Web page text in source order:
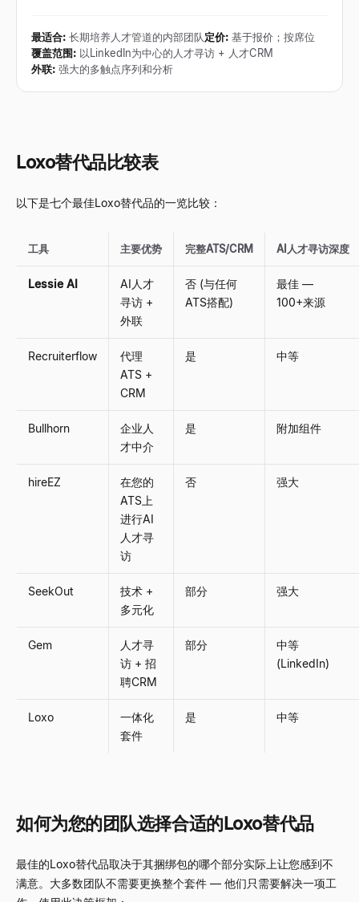
最适合: 长期培养人才管道的内部团队定价: 基于报价；按席位
覆盖范围: 以LinkedIn为中心的人才寻访 + 人才CRM
外联: 强大的多触点序列和分析
Loxo替代品比较表
以下是七个最佳Loxo替代品的一览比较：
工具 主要优势 完整ATS/CRM AI人才寻访深度
Lessie AI
AI人才
寻访 +
外联
否 (与任何
ATS搭配)
最佳 —
100+来源
Recruiterflow
代理
ATS +
CRM
是 中等
Bullhorn
企业人
才中介
是 附加组件
hireEZ
在您的
ATS上
进行AI
人才寻
访
否 强大
SeekOut
技术 +
多元化
部分 强大
Gem
人才寻
访 + 招
聘CRM
部分
中等
(LinkedIn)
Loxo
一体化
套件
是 中等
如何为您的团队选择合适的Loxo替代品
最佳的Loxo替代品取决于其捆绑包的哪个部分实际上让您感到不
满意。大多数团队不需要更换整个套件 — 他们只需要解决一项工